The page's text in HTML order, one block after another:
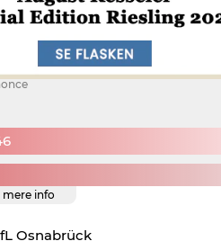
mere info
Osnabrück